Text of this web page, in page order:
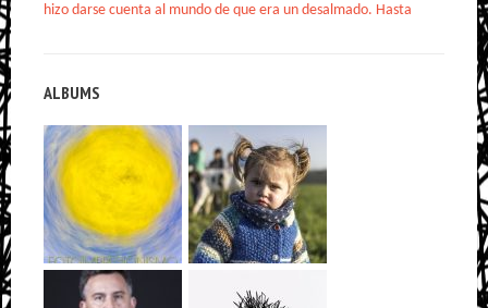
hizo darse cuenta al mundo de que era un desalmado. Hasta
ALBUMS